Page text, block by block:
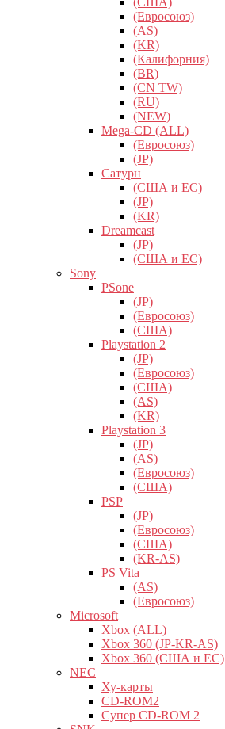
(Евросоюз)
(AS)
(KR)
(Калифорния)
(BR)
(CN TW)
(RU)
(NEW)
Mega-CD (ALL)
(Евросоюз)
(JP)
Сатурн
(США и ЕС)
(JP)
(KR)
Dreamcast
(JP)
(США и ЕС)
Sony
PSone
(JP)
(Евросоюз)
(США)
Playstation 2
(JP)
(Евросоюз)
(США)
(AS)
(KR)
Playstation 3
(JP)
(AS)
(Евросоюз)
(США)
PSP
(JP)
(Евросоюз)
(США)
(KR-AS)
PS Vita
(AS)
(Евросоюз)
Microsoft
Xbox (ALL)
Xbox 360 (JP-KR-AS)
Xbox 360 (США и ЕС)
NEC
Ху-карты
CD-ROM2
Супер CD-ROM 2